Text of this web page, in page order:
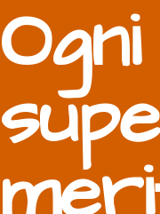
Ogni